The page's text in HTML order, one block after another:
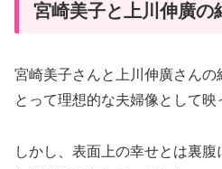
宮崎美子と上川伸廣の
宮崎美子さんと上川伸廣さん
とって理想的な夫婦像として映
しかし、表面上の幸せとは裏